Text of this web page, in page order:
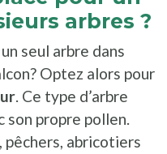
arbres ?
seul arbre dans
Optez alors pour
. Ce type d’arbre
propre pollen.
abricotiers